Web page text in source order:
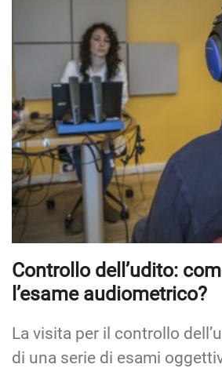
Controllo dell’udito:
l’esame audiometrico?
La visita per il controllo
di una serie di esami